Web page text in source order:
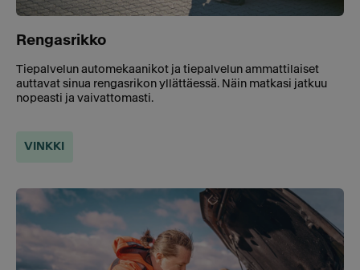
Rengasrikko
Tiepalvelun automekaanikot ja tiepalvelun ammattilaiset
auttavat sinua rengasrikon yllättäessä. Näin matkasi jatkuu
nopeasti ja vaivattomasti.
VINKKI